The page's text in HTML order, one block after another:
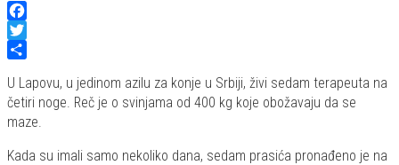
Facebook
Twitter
U Lapovu, u jedinom azilu za konje u Srbiji, živi sedam terapeuta na
četiri noge. Reč je o svinjama od 400 kg koje obožavaju da se
maze.
Kada su imali samo nekoliko dana, sedam prasića pronađeno je na